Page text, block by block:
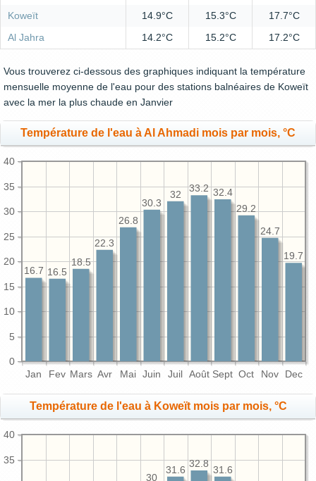
Koweït
14.9°C 15.3°C
17.7°C
Al Jahra
14.2°C 15.2°C 17.2°C
Vous trouverez ci-dessous des graphiques indiquant la température
mensuelle moyenne de l'eau pour des stations balnéaires de Koweït
avec la mer la plus chaude en Janvier
Température de l'eau à Al Ahmadi mois par mois, °C
Jan Fev Mars Avr Mai Juin Juil Août Sept Oct Nov Dec
0
5
10
15
20
25
30
35
40
19.7
24.7
29.2
32.4
33.2
32
30.3
26.8
22.3
18.5
16.5
16.7
Température de l'eau à Koweït mois par mois, °C
35
40
31.6
32.8
31.6
30